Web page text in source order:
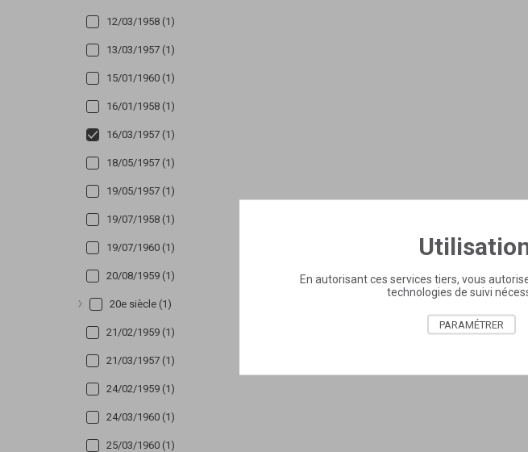
12/03/1958 (1)
13/03/1957 (1)
15/01/1960 (1)
16/01/1958 (1)
16/03/1957 (1)
18/05/1957 (1)
19/05/1957 (1)
19/07/1958 (1)
19/07/1960 (1)
20/08/1959 (1)
Afficher plus20e siècle (1)
21/02/1959 (1)
21/03/1957 (1)
24/02/1959 (1)
24/03/1960 (1)
25/03/1960 (1)
En autorisant ces services tiers, vous
technologies de suivi
PARAMÉTRER